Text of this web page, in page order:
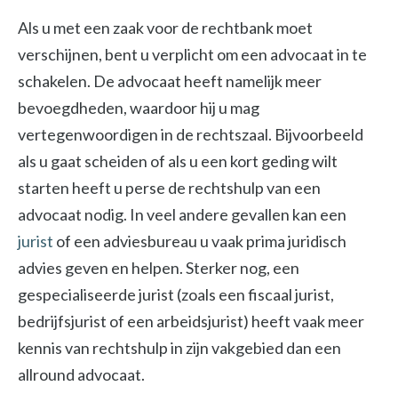
Als u met een zaak voor de rechtbank moet
verschijnen, bent u verplicht om een advocaat in te
schakelen. De advocaat heeft namelijk meer
bevoegdheden, waardoor hij u mag
vertegenwoordigen in de rechtszaal. Bijvoorbeeld
als u gaat scheiden of als u een kort geding wilt
starten heeft u perse de rechtshulp van een
advocaat nodig. In veel andere gevallen kan een
jurist of een adviesbureau u vaak prima juridisch
advies geven en helpen. Sterker nog, een
gespecialiseerde jurist (zoals een fiscaal jurist,
bedrijfsjurist of een arbeidsjurist) heeft vaak meer
kennis van rechtshulp in zijn vakgebied dan een
allround advocaat.